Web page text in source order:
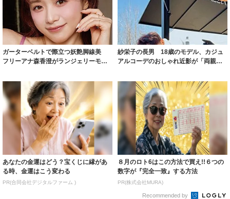
ガーターベルトで際立つ妖艶脚線美
フリーアナ森香澄がランジェリーモデ
紗栄子の長男 18歳のモデル、カジュ
アルコーデのおしゃれ近影が「両親の
あなたの金運はどう？宝くじに縁があ
る時、金運はこう変わる
PR(合同会社デジタルファーム )
８月のロト6はこの方法で買え!!６つの
数字が『完全一致』する方法
PR(株式会社MURA)
Recommended by